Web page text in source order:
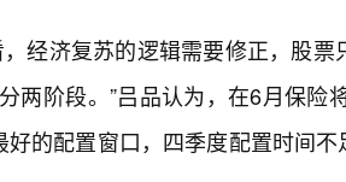
，经济复苏的逻辑需要修正，股
两阶段。”吕品认为，在6月保
好的配置窗口，四季度配置时间